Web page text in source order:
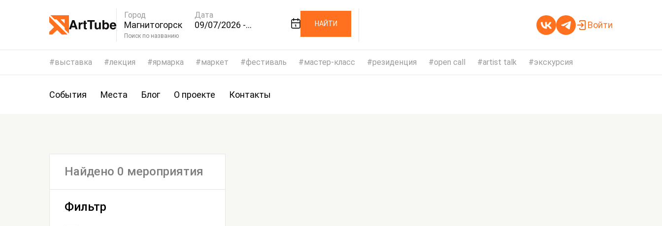
Город
Магнитогорск
Дата
09/07/2026 -
Поиск по названию
НАЙТИ Войти
выставка лекция ярмарка маркет фестиваль мастер-класс резиденция open call artist talk экскурсия
События Места Блог О проекте Контакты
Найдено 0 мероприятия
Фильтр